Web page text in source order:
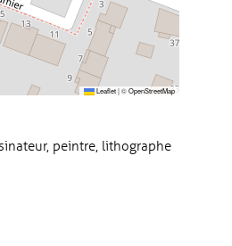
Leaflet|©OpenStreetMap
peintre, lithographe